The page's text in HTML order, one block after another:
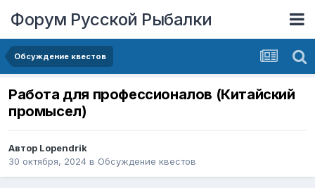
Форум Русской Рыбалки
Обсуждение квестов
Работа для профессионалов (Китайский
промысел)
Автор Lopendrik
30 октября, 2024 в Обсуждение квестов